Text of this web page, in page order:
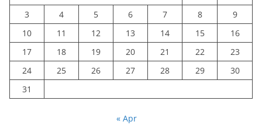
3
4 5 6 7 8
9
10
11 12 13 14 15
16
17
18 19 20 21 22
23
24
25 26 27 28 29
30
31
« Apr